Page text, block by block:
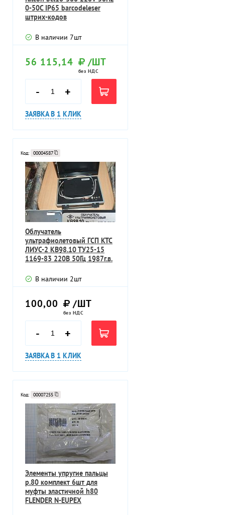
0-50C IP65 barcodeleser
штрих-кодов
В наличии 7шт
56 115,14 /ШТ
без НДС
- +
ЗАЯВКА В 1 КЛИК
Код: 00004587
Облучатель
ультрафиолетовый ГСП КТС
ЛИУС-2 КВ98.10 ТУ25-15
1169-83 220В 50Гц 1987г.в.
В наличии 2шт
100,00 /ШТ
без НДС
- +
ЗАЯВКА В 1 КЛИК
Код: 00007255
Элементы упругие пальцы
p.80 комплект 6шт для
муфты эластичной h80
FLENDER N-EUPEX